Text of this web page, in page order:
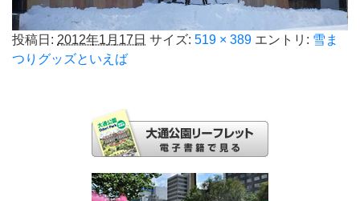
投稿日: 2012年1月17日 サイズ: 519 × 389 エントリ: 雪ま
つりグッズといえば